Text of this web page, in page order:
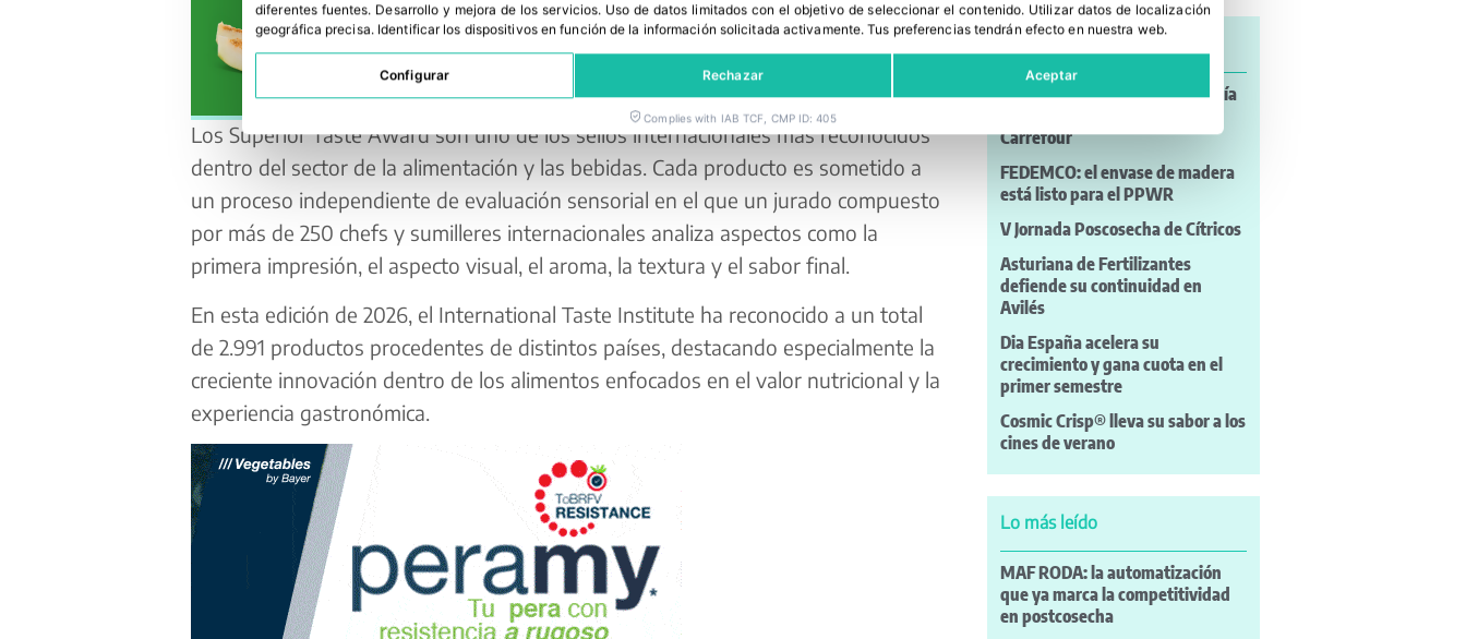
Los Superior Taste Award son uno de los sellos internacionales más reconocidos
dentro del sector de la alimentación y las bebidas. Cada producto es sometido a
un proceso independiente de evaluación sensorial en el que un jurado compuesto
por más de 250 chefs y sumilleres internacionales analiza aspectos como la
primera impresión, el aspecto visual, el aroma, la textura y el sabor final.
En esta edición de 2026, el International Taste Institute ha reconocido a un total
de 2.991 productos procedentes de distintos países, destacando especialmente la
creciente innovación dentro de los alimentos enfocados en el valor nutricional y la
experiencia gastronómica.
Uvas con sabor a mojito, sangría
Carrefour
FEDEMCO: el envase de madera
está listo para el PPWR
V Jornada Poscosecha de Cítricos
Asturiana de Fertilizantes
defiende su continuidad en
Avilés
Dia España acelera su
crecimiento y gana cuota en el
primer semestre
Cosmic Crisp® lleva su sabor a los
cines de verano
Lo más leído
MAF RODA: la automatización
que ya marca la competitividad
en postcosecha
diferentes fuentes. Desarrollo y mejora de los servicios. Uso de datos limitados con el objetivo de seleccionar el contenido. Utilizar datos de localización
geográfica precisa. Identificar los dispositivos en función de la información solicitada activamente.Tus preferencias tendrán efecto en nuestra web.
Configurar Rechazar Aceptar
Complies with IAB TCF, CMP ID: 405